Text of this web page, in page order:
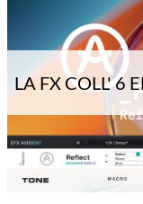
LA FX COLL' 6